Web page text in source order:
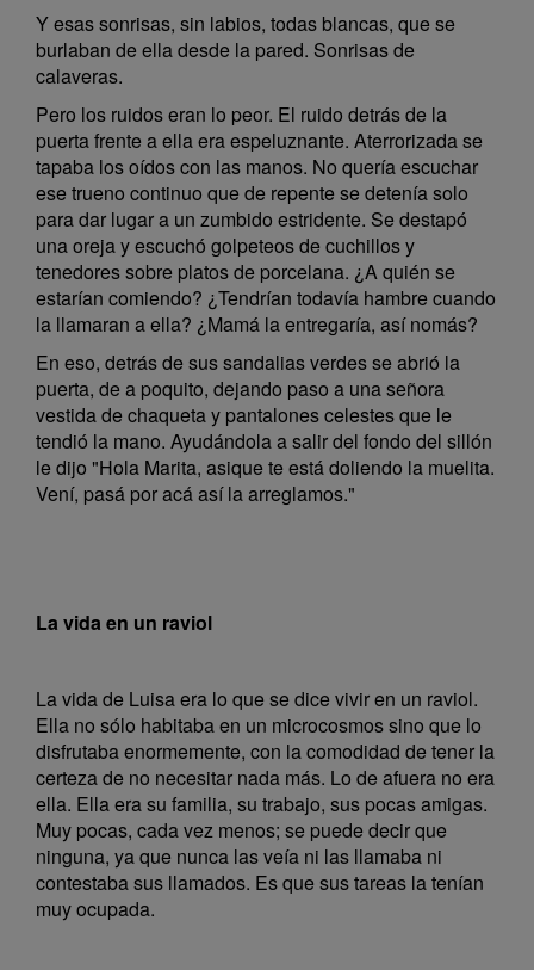
Y esas sonrisas, sin labios, todas blancas, que se
burlaban de ella desde la pared. Sonrisas de
calaveras.
Pero los ruidos eran lo peor. El ruido detrás de la
puerta frente a ella era espeluznante. Aterrorizada se
tapaba los oídos con las manos. No quería escuchar
ese trueno continuo que de repente se detenía solo
para dar lugar a un zumbido estridente. Se destapó
una oreja y escuchó golpeteos de cuchillos y
tenedores sobre platos de porcelana. ¿A quién se
estarían comiendo? ¿Tendrían todavía hambre cuando
la llamaran a ella? ¿Mamá la entregaría, así nomás?
En eso, detrás de sus sandalias verdes se abrió la
puerta, de a poquito, dejando paso a una señora
vestida de chaqueta y pantalones celestes que le
tendió la mano. Ayudándola a salir del fondo del sillón
le dijo "Hola Marita, asique te está doliendo la muelita.
Vení, pasá por acá así la arreglamos."
La vida en un raviol
La vida de Luisa era lo que se dice vivir en un raviol.
Ella no sólo habitaba en un microcosmos sino que lo
disfrutaba enormemente, con la comodidad de tener la
certeza de no necesitar nada más. Lo de afuera no era
ella. Ella era su familia, su trabajo, sus pocas amigas.
Muy pocas, cada vez menos; se puede decir que
ninguna, ya que nunca las veía ni las llamaba ni
contestaba sus llamados. Es que sus tareas la tenían
muy ocupada.